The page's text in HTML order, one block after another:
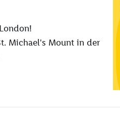
Michael's Mount in der